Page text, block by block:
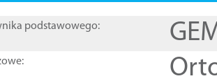
podstawowego: